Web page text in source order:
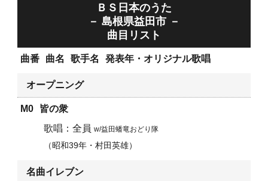
ＢＳ日本のうた
－ 島根県益田市 －
曲目リスト
曲番 曲名 歌手名 発表年・オリジナル歌唱
オープニング
M0
皆の衆
全員w/益田蟠竜おどり隊
昭和39年・村田英雄
名曲イレブン